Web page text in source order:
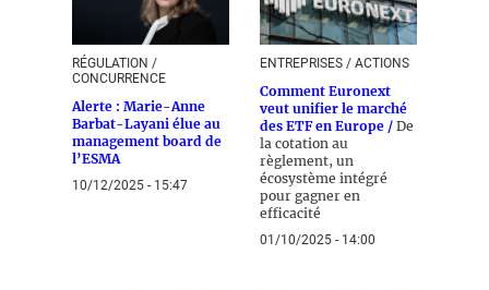
RÉGULATION /
CONCURRENCE
Alerte : Marie-Anne
Barbat-Layani élue au
management board de
l’ESMA
10/12/2025 - 15:47
ENTREPRISES / ACTIONS
Comment Euronext
veut unifier le marché
des ETF en Europe / De
la cotation au
règlement, un
écosystème intégré
pour gagner en
efficacité
01/10/2025 - 14:00